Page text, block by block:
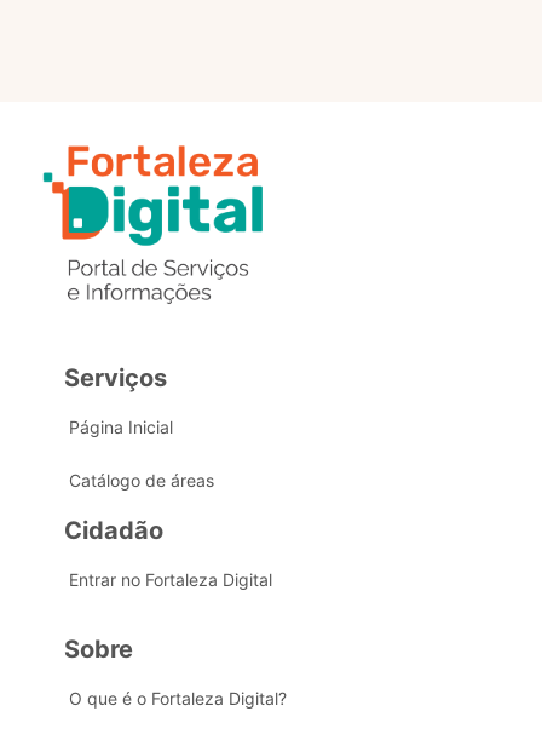
Serviços
Página Inicial
Catálogo de áreas
Cidadão
Entrar no Fortaleza Digital
Sobre
O que é o Fortaleza Digital?